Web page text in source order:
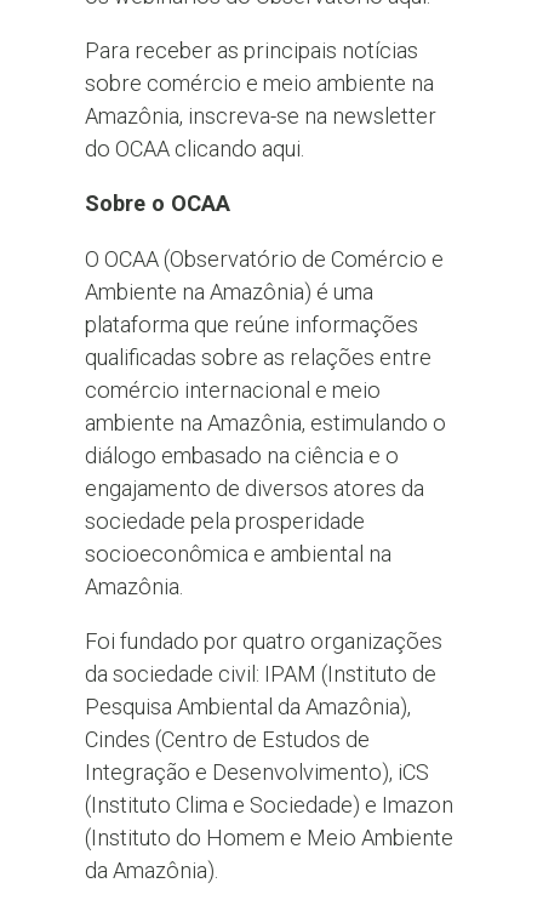
Para receber as principais notícias
sobre comércio e meio ambiente na
Amazônia, inscreva-se na newsletter
do OCAA clicando aqui.
Sobre o OCAA
O OCAA (Observatório de Comércio e
Ambiente na Amazônia) é uma
plataforma que reúne informações
qualificadas sobre as relações entre
comércio internacional e meio
ambiente na Amazônia, estimulando o
diálogo embasado na ciência e o
engajamento de diversos atores da
sociedade pela prosperidade
socioeconômica e ambiental na
Amazônia.
Foi fundado por quatro organizações
da sociedade civil: IPAM (Instituto de
Pesquisa Ambiental da Amazônia),
Cindes (Centro de Estudos de
Integração e Desenvolvimento), iCS
(Instituto Clima e Sociedade) e Imazon
(Instituto do Homem e Meio Ambiente
da Amazônia).